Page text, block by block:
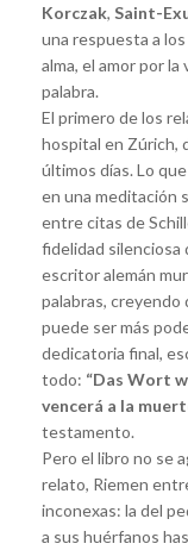
Korczak, Saint-
una respuesta a
alma, el amor por
palabra.
El primero de los
hospital en Zúrich,
últimos días. Lo
en una meditación
entre citas de
fidelidad silenciosa
escritor alemán
palabras,
puede ser más
dedicatoria final,
todo: “Das Wort
vencerá a la
testamento.
Pero el libro no se
relato, Riemen
inconexas: la del
a sus huérfanos